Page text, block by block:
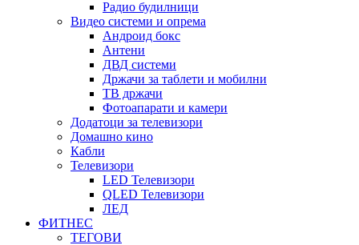
Радио будилници
Видео системи и опрема
Андроид бокс
Антени
ДВД системи
Држачи за таблети и мобилни
ТВ држачи
Фотоапарати и камери
Додатоци за телевизори
Домашно кино
Кабли
Телевизори
LED Телевизори
QLED Телевизори
ЛЕД
ФИТНЕС
ТЕГОВИ